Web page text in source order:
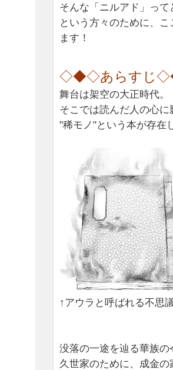
そんな「ニルアド」って
という方々のために、
ます！
◇◆◇あらすじ
舞台は架空の大正時代。
そこでは読んだ人の心に
"稀モノ"という本が存在
↑アウラと呼ばれる不思
没落の一途を辿る華族の
久世家のために、成金